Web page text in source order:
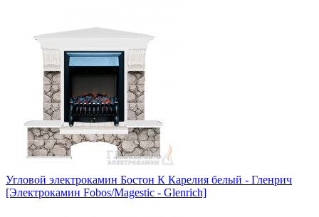
Угловой электрокамин Бостон К Карелия белый - Гленрич
[Электрокамин Fobos/Magestic - Glenrich]